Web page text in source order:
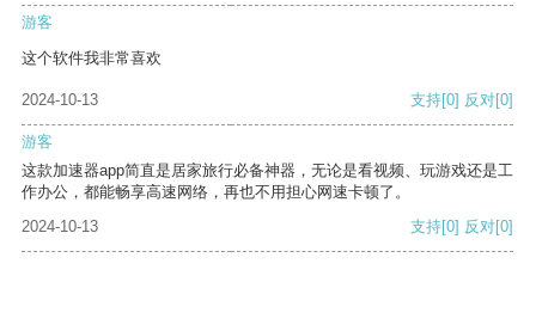
游客
这个软件我非常喜欢
2024-10-13 支持[0] 反对[0]
游客
这款加速器app简直是居家旅行必备神器，无论是看视频、玩游戏还是工
作办公，都能畅享高速网络，再也不用担心网速卡顿了。
2024-10-13
支持[0] 反对[0]